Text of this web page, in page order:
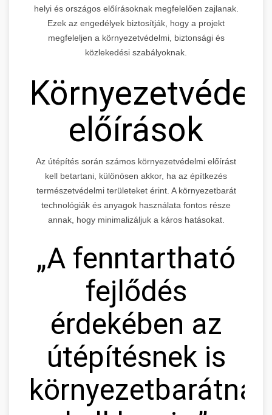
helyi és országos előírásoknak megfelelően zajlanak.
Ezek az engedélyek biztosítják, hogy a projekt
megfeleljen a környezetvédelmi, biztonsági és
közlekedési szabályoknak.
előírások
Az útépítés során számos környezetvédelmi előírást
kell betartani, különösen akkor, ha az építkezés
természetvédelmi területeket érint. A környezetbarát
technológiák és anyagok használata fontos része
annak, hogy minimalizáljuk a káros hatásokat.
„A fenntartható
fejlődés
érdekében az
útépítésnek is
környezetbarátnak